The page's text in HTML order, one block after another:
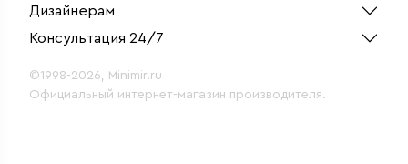
Дизайнерам
Консультация 24/7
©1998-2026, Minimir.ru
Официальный интернет-магазин производителя.